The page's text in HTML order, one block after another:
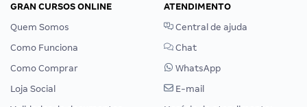
GRAN CURSOS ONLINE
Quem Somos
Como Funciona
Como Comprar
Loja Social
ATENDIMENTO
Central de ajuda
Chat
WhatsApp
E-mail